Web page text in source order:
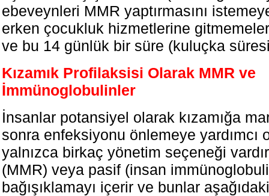
ebeveynleri MMR yaptırmasını
erken çocukluk hizmetlerine
ve bu 14 günlük bir süre (kuluçka
Kızamık Profilaksisi Olarak MMR ve
İmmünoglobulinler
İnsanlar potansiyel olarak kızamığa
sonra enfeksiyonu önlemeye yardımcı
yalnızca birkaç yönetim seçeneği
(MMR) veya pasif (insan
bağışıklamayı içerir ve bunlar